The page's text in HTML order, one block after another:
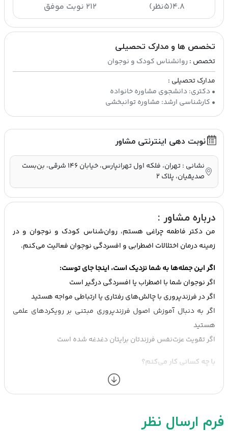
۴.۸(۵نظر) ۲۱۲ نوبت موفق
تخصص ها و مدارک تحصیلی
تخصص : روانشناس کودک و نوجوان
مدارک تحصیلی :
• کارشناسی ارشد: مشاوره توانبخشی
نوبت دهی اینترنتی مشاور
نشانی : تهران، فلکه اول تهرانپارس، خیابان ۱۴۶ شرقی، بن‌بست
صدیقیان، پلاک ۲
درباره مشاور :
من دکتر فاطمه چراغی هستم، روان‌شناس کودک و نوجوان و در
زمینه درمان اختلالات اضطرابی و افسردگی نوجوان فعالیت می‌کنم.
اگر این جمله‌ها به شما نزدیک است، اینجا جای توست:
اگر نوجوان شما با اضطراب یا افسردگی درگیر است
اگر در فرزندپروری با چالش‌های رفتاری یا ارتباطی مواجه هستید
اگر به دنبال آموزش اصول فرزندپروری مبتنی بر رویکردهای علمی
هستید
اگر تقویت عزت‌نفس فرزندتان برایتان دغدغه شده است
با چه کسانی کار می‌کنم؟
سبک کاری من
فرم ارسال نظر